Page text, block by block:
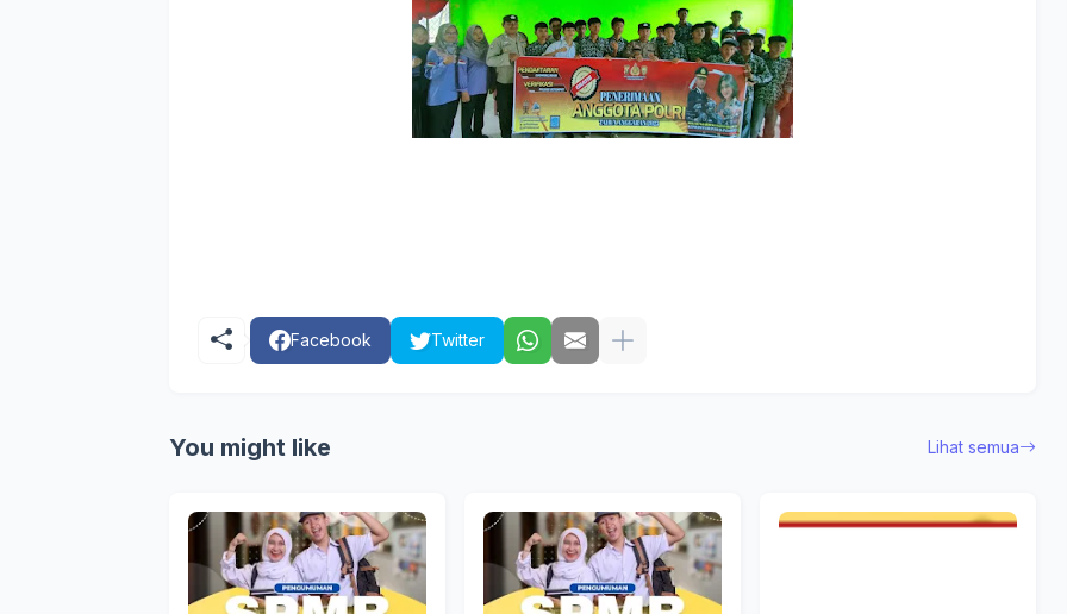
Facebook Twitter
You might like Lihat semua